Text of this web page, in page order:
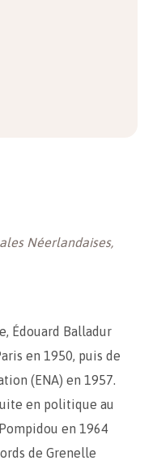
Néerlandaises,
Édouard Balladur
en 1950, puis de
(ENA) en 1957.
en politique au
en 1964
de Grenelle